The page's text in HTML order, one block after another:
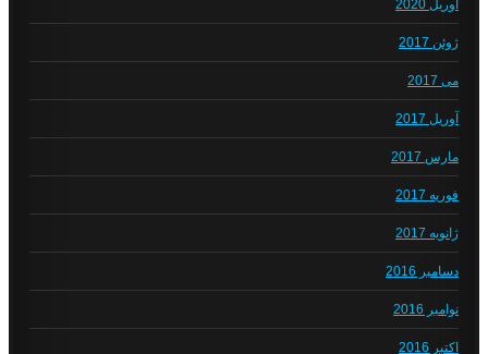
آوریل 2020
ژوئن 2017
می 2017
آوریل 2017
مارس 2017
فوریه 2017
ژانویه 2017
دسامبر 2016
نوامبر 2016
اکتبر 2016